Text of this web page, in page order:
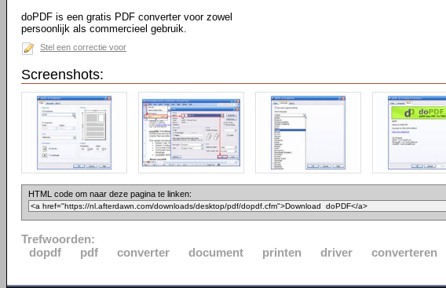
doPDF is een gratis PDF converter voor zowel
persoonlijk als commercieel gebruik.
Stel een correctie voor
Screenshots:
HTML code om naar deze pagina te linken:
Trefwoorden:
dopdf
pdf converter document printen driver converteren